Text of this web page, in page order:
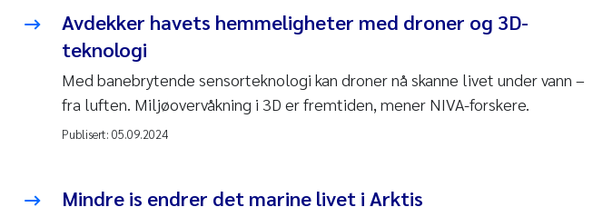
Avdekker havets hemmeligheter med droner og 3D-
teknologi
Med banebrytende sensorteknologi kan droner nå skanne livet under vann –
fra luften. Miljøovervåkning i 3D er fremtiden, mener NIVA-forskere.
Publisert: 05.09.2024
Mindre is endrer det marine livet i Arktis